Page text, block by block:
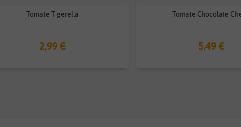
Tomate Tigerella
2,99 €
Tomate Chocolate
5,49 €